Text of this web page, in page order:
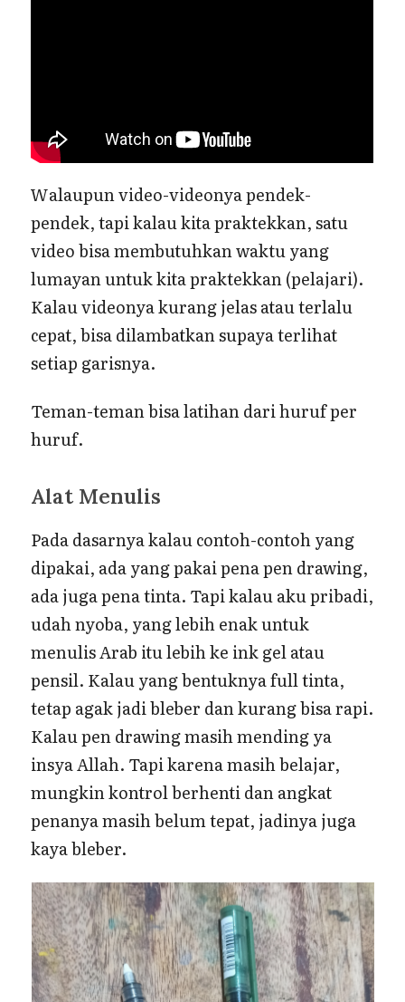
Walaupun video-videonya pendek-
pendek, tapi kalau kita praktekkan, satu
video bisa membutuhkan waktu yang
lumayan untuk kita praktekkan (pelajari).
Kalau videonya kurang jelas atau terlalu
cepat, bisa dilambatkan supaya terlihat
setiap garisnya.
Teman-teman bisa latihan dari huruf per
huruf.
Alat Menulis
Pada dasarnya kalau contoh-contoh yang
dipakai, ada yang pakai pena pen drawing,
ada juga pena tinta. Tapi kalau aku pribadi,
udah nyoba, yang lebih enak untuk
menulis Arab itu lebih ke ink gel atau
pensil. Kalau yang bentuknya full tinta,
tetap agak jadi bleber dan kurang bisa rapi.
Kalau pen drawing masih mending ya
insya Allah. Tapi karena masih belajar,
mungkin kontrol berhenti dan angkat
penanya masih belum tepat, jadinya juga
kaya bleber.